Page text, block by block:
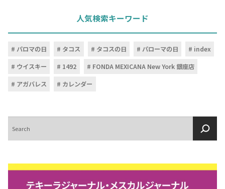
人気検索キーワード
パロマの日 タコス タコスの日 パローマの日
index
ウイスキー
1492
FONDA MEXICANA New York 銀座店
アガバレス
カレンダー
索